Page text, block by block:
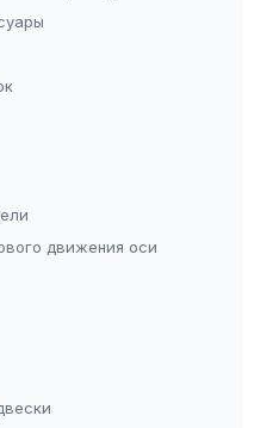
движения оси